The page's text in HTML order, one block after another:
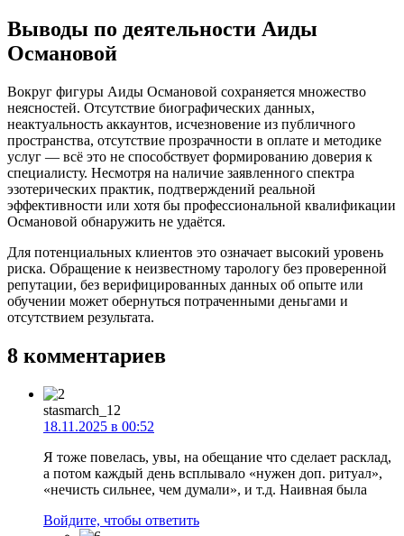
Выводы по деятельности Аиды
Османовой
Вокруг фигуры Аиды Османовой сохраняется множество
неясностей. Отсутствие биографических данных,
неактуальность аккаунтов, исчезновение из публичного
пространства, отсутствие прозрачности в оплате и методике
услуг — всё это не способствует формированию доверия к
специалисту. Несмотря на наличие заявленного спектра
эзотерических практик, подтверждений реальной
эффективности или хотя бы профессиональной квалификации
Османовой обнаружить не удаётся.
Для потенциальных клиентов это означает высокий уровень
риска. Обращение к неизвестному тарологу без проверенной
репутации, без верифицированных данных об опыте или
обучении может обернуться потраченными деньгами и
отсутствием результата.
8 комментариев
stasmarch_12
18.11.2025 в 00:52
Я тоже повелась, увы, на обещание что сделает расклад,
а потом каждый день всплывало «нужен доп. ритуал»,
«нечисть сильнее, чем думали», и т.д. Наивная была
Войдите, чтобы ответить